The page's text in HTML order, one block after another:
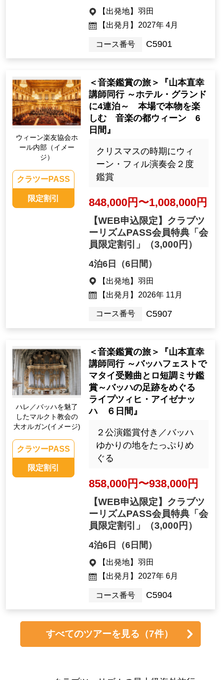
【出発地】 羽田
【出発月】 2027年 4月
コース番号 C5901
ウィーン楽友協会ホ
ール内部（イメー
ジ）
クラツーPASS
限定割引
＜音楽鑑賞の旅＞『山本直幸
講師同行 ～ホテル・グランド
に4連泊～ 本場で本物を楽
しむ 音楽の都ウィーン 6
日間』
クリスマスの時期にウィ
ーン・フィル演奏会２度
鑑賞
848,000円〜1,008,000円
【WEB申込限定】クラブツ
ーリズムPASS会員特典「会
員限定割引」
（3,000円）
4泊6日（6日間）
【出発地】 羽田
【出発月】 2026年 11月
コース番号 C5907
ハレ／バッハを魅了
したマルクト教会の
大オルガン(イメージ)
クラツーPASS
限定割引
＜音楽鑑賞の旅＞『山本直幸
講師同行 ～バッハフェストで
マタイ受難曲とロ短調ミサ鑑
賞～バッハの足跡をめぐる
ライプツィヒ・アイゼナッ
ハ ６日間』
２公演鑑賞付き／バッハ
ゆかりの地をたっぷりめ
ぐる
858,000円〜938,000円
【WEB申込限定】クラブツ
ーリズムPASS会員特典「会
員限定割引」
（3,000円）
4泊6日（6日間）
【出発地】 羽田
【出発月】 2027年 6月
コース番号 C5904
すべてのツアーを見る （7件）